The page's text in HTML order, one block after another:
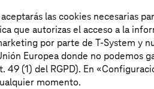
¿Hasta
las cookies necesarias
que autorizas el acceso a la
por parte de T-System y
Europea donde no podemos
49 (1) del RGPD). En
momento.